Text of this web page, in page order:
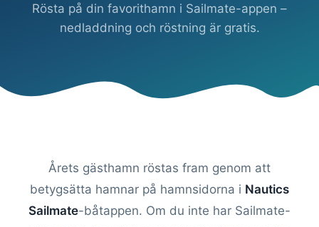
Rösta på din favorithamn i Sailmate-appen –
nedladdning och röstning är gratis.
Årets gästhamn röstas fram genom att
betygsätta hamnar på hamnsidorna i Nautics
Sailmate-båtappen. Om du inte har Sailmate-